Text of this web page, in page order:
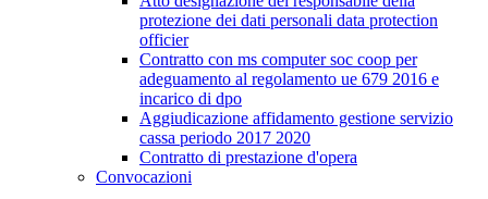
protezione dei dati personali data protection
officier
Contratto con ms computer soc coop per
adeguamento al regolamento ue 679 2016 e
incarico di dpo
Aggiudicazione affidamento gestione servizio
cassa periodo 2017 2020
Contratto di prestazione d'opera
Convocazioni